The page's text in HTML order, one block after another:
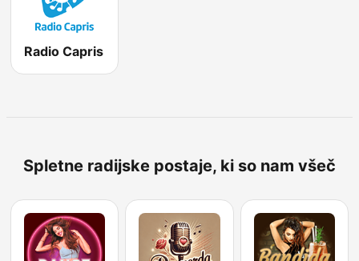
Radio Capris
Spletne radijske postaje, ki so nam všeč